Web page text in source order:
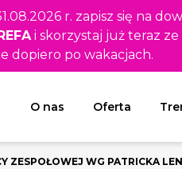
r. zapisz się na
i skorzystaj już teraz ze
dopiero po wakacjach.
O nas Oferta
ZESPOŁOWEJ WG PATRICKA